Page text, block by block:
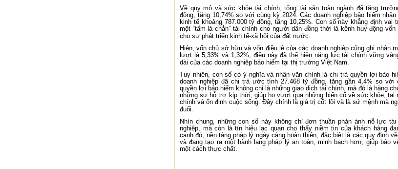
Về quy mô và sức khỏe tài chính, tổng tài sản toàn ngành đã tăng
đồng, tăng 10,74% so với cùng kỳ 2024. Các doanh nghiệp bảo hiểm
kinh tế khoảng 787.000 tỷ đồng, tăng 10,25%. Con số này khẳng định vai
một “tấm lá chắn” tài chính cho người dân đồng thời là kênh huy động vốn
cho sự phát triển kinh tế-xã hội của đất nước.
Hiện, vốn chủ sở hữu và vốn điều lệ của các doanh nghiệp cũng ghi nhận
lượt là 5,33% và 1,32%, điều này đã thể hiện năng lực tài chính vững
dài của các doanh nghiệp bảo hiểm tại thị trường Việt Nam.
Tuy nhiên, con số có ý nghĩa và nhân văn chính là chi trả quyền lợi bảo
doanh nghiệp đã chi trả ước tính 27.468 tỷ đồng, tăng gần 4,4% so với
quyền lợi bảo hiểm không chỉ là những giao dịch tài chính, mà đó là hàng
những sự hỗ trợ kịp thời, giúp họ vượt qua những biến cố về sức khỏe, tai
chính và ổn định cuộc sống. Đây chính là giá trị cốt lõi và là sứ mệnh mà
đuổi.
Nhìn chung, những con số này không chỉ đơn thuần phản ánh nỗ lực
nghiệp, mà còn là tín hiệu lạc quan cho thấy niềm tin của khách hàng
cạnh đó, nền tảng pháp lý ngày càng hoàn thiện, đặc biệt là các quy định
và đang tạo ra một hành lang pháp lý an toàn, minh bạch hơn, giúp bảo
một cách thực chất.